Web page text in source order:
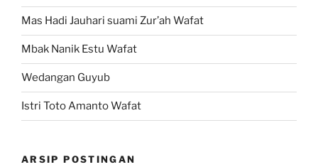
Mas Hadi Jauhari suami Zur’ah Wafat
Mbak Nanik Estu Wafat
Wedangan Guyub
Istri Toto Amanto Wafat
ARSIP POSTINGAN